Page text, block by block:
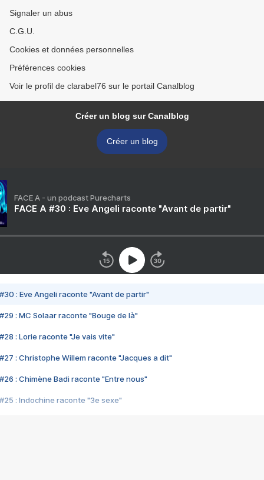
Signaler un abus
C.G.U.
Cookies et données personnelles
Préférences cookies
Voir le profil de clarabel76 sur le portail Canalblog
Créer un blog sur Canalblog
Créer un blog
FACE A - un podcast Purecharts
FACE A #30 : Eve Angeli raconte "Avant de partir"
#30 : Eve Angeli raconte "Avant de partir"
#29 : MC Solaar raconte "Bouge de là"
#28 : Lorie raconte "Je vais vite"
#27 : Christophe Willem raconte "Jacques a dit"
#26 : Chimène Badi raconte "Entre nous"
#25 : Indochine raconte "3e sexe"